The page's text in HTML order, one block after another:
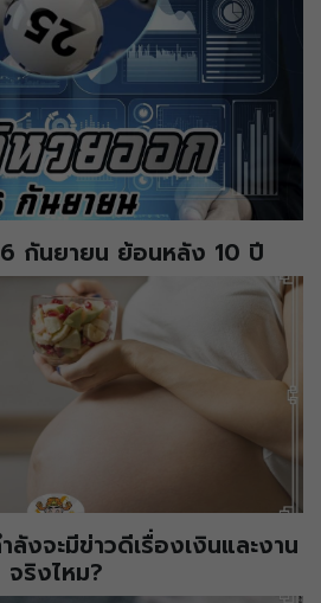
กันยายน ย้อนหลัง 10 ปี
งจะมีข่าวดีเรื่องเงินและงาน
จริงไหม?